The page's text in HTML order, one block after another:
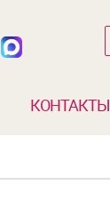
КОНТАКТЫ